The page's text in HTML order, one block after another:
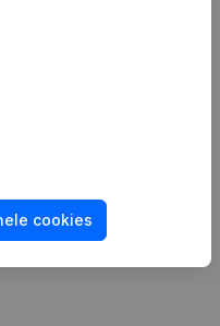
Opening Bijkantoor,
cookies